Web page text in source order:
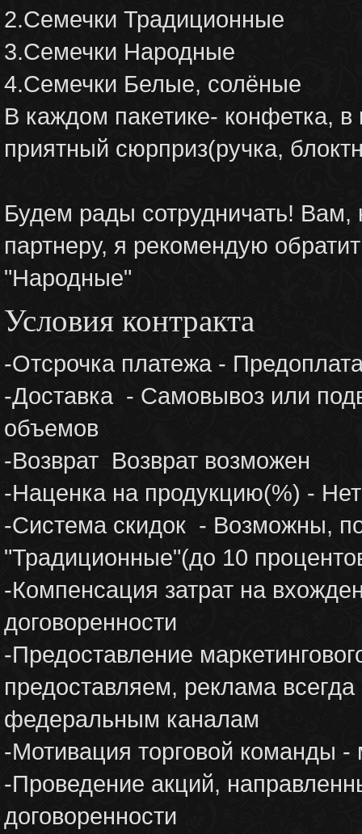
2.Семечки Традиционные
3.Семечки Народные
4.Семечки Белые, солёные
В каждом пакетике- конфетка,
приятный сюрприз(ручка,
Будем рады сотрудничать! Вам,
партнеру, я рекомендую
"Народные"
Условия контракта
-Отсрочка платежа -
-Доставка - Самовывоз или
объемов
-Возврат Возврат возможен
-Наценка на продукцию(%) -
-Система скидок - Возможны,
"Традиционные"(до 10
-Компенсация затрат на
договоренности
-Предоставление
предоставляем, реклама всегда
федеральным каналам
-Мотивация торговой команды -
-Проведение акций,
договоренности